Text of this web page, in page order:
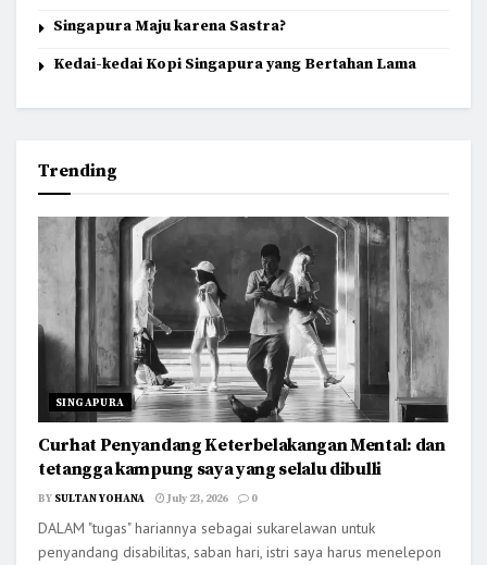
Singapura Maju karena Sastra?
Kedai-kedai Kopi Singapura yang Bertahan Lama
Trending
SINGAPURA
Curhat Penyandang Keterbelakangan Mental: dan
tetangga kampung saya yang selalu dibulli
BY SULTAN YOHANA July 23, 2026 0
DALAM "tugas" hariannya sebagai sukarelawan untuk
penyandang disabilitas, saban hari, istri saya harus menelepon